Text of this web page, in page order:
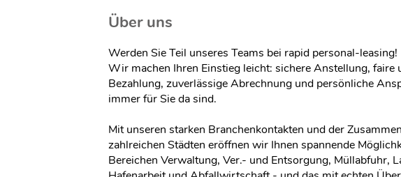
Über uns
Werden Sie Teil unseres Teams bei rapid personal-leasing!
Wir machen Ihren Einstieg leicht: sichere Anstellung, faire
Bezahlung, zuverlässige Abrechnung und persönliche
immer für Sie da sind.
Mit unseren starken Branchenkontakten und der
zahlreichen Städten eröffnen wir Ihnen spannende
Bereichen Verwaltung, Ver.- und Entsorgung, Müllabfuhr,